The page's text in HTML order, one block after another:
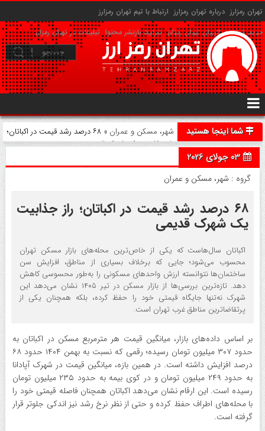
تهران رمزارز درباره تهران رمزارز ارتباط با تیم تهران رمزارز
حریم شخصی کاربران تهران رمزارز شرایط بازنشر محتوا تبلیغات در تهران رمزارز
شما اینجا هستید شهر، مسکن و عمران
» ۶۸ درصد رشد قیمت در اکباتان؛
راز جذابیت یک شهرک قدیمی
03 جولای 2026
گروه : شهر، مسکن و عمران
۶۸ درصد رشد قیمت در اکباتان؛ راز جذابیت
یک شهرک قدیمی
اکباتان سال‌هاست که یکی از خاص‌ترین محله‌های بازار مسکن تهران
محسوب می‌شود؛ جایی که برخلاف بسیاری از مناطق، افزایش سن
ساختمان‌ها نتوانسته ارزش واحدهای مسکونی را به‌طور محسوسی کاهش
دهد. تازه‌ترین بررسی‌ها از بازار مسکن در تیر ۱۴۰۵ نشان می‌دهد این
شهرک نه‌تنها جایگاه قیمتی خود را حفظ کرده، بلکه همچنان یکی از
پرتقاضاترین مناطق غرب تهران است.
بر اساس داده‌های بازار، میانگین قیمت هر مترمربع مسکن در اکباتان به
حدود ۳۰۷ میلیون تومان رسیده؛ رقمی که نسبت به بهمن ۱۴۰۴ حدود ۶۸
درصد افزایش داشته است. در همین بازه، میانگین قیمت در شهرک آپادانا
به حدود ۲۴۹ میلیون تومان و در کوی بیمه به حدود ۲۳۵ میلیون تومان
رسیده است. این ارقام نشان می‌دهد اکباتان همچنان فاصله قیمتی خود را
با محله‌های اطراف حفظ کرده و حتی از نظر نرخ رشد نیز اندکی جلوتر قرار
گرفته است.